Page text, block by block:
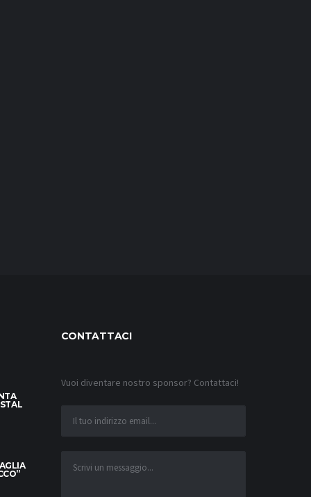
CONTATTACI
Vuoi diventare nostro sponsor? Contattaci!